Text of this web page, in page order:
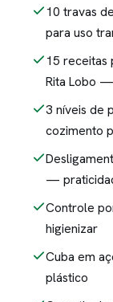
10 travas
para uso
15 receitas
Rita Lobo
3 níveis de
cozimento
—
Controle
higienizar
Cuba em
plástico